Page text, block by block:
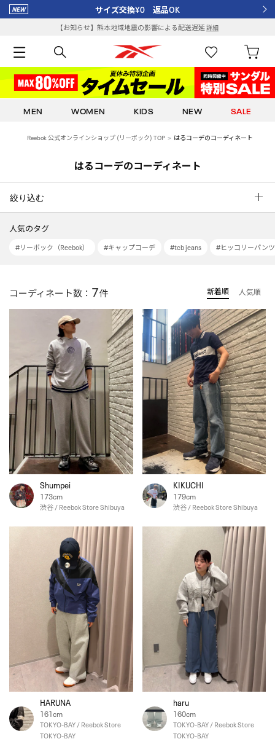
サイズ交換¥0 返品OK
【お知らせ】熊本地域地震の影響による配送遅延詳細
MEN WOMEN KIDS NEW SALE
Reebok 公式オンラインショップ (リーボック) TOP はるコーデのコーディネート
はるコーデのコーディネート
絞り込む
人気のタグ
#リーボック（Reebok） #キャップコーデ #tcb jeans #ヒッコリーパンツ
コーディネート数： 7件 新着順 人気順
Shumpei
173cm
渋谷 / Reebok Store Shibuya
KIKUCHI
179cm
渋谷 / Reebok Store Shibuya
HARUNA
161cm
TOKYO-BAY / Reebok Store
TOKYO-BAY
haru
160cm
TOKYO-BAY / Reebok Store
TOKYO-BAY